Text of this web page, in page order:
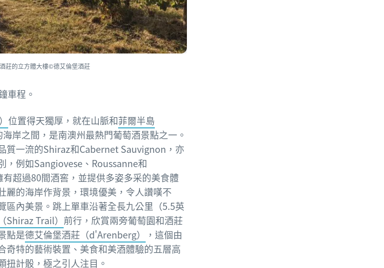
莊的立方體大樓©德艾倫堡酒莊
車程。
位置得天獨厚，就在山脈和菲爾半島
海岸之間，是南澳州最熱門葡萄酒景點之一。
質一流的Shiraz和Cabernet Sauvignon，亦
，例如Sangiovese、Roussanne和
超過80間酒窖，並提供多姿多采的美食體
麗的海岸作背景，環境優美，令人讚嘆不
區內美景。跳上單車沿著全長九公里（5.5英
Shiraz Trail） 前行，欣賞兩旁葡萄園和酒莊
點是德艾倫堡酒莊（d'Arenberg）
，這個由
奇特的藝術裝置、美食和美酒體驗的五層高
扭計骰，極之引人注目。